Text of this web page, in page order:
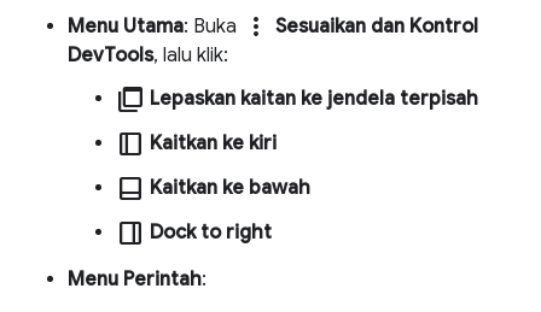
Menu Utama: Buka more_vert
Sesuaikan dan Kontrol
DevTools, lalu klik:
ad_group Lepaskan kaitan ke jendela terpisah
dock_to_right Kaitkan ke kiri
dock_to_bottom Kaitkan ke bawah
dock_to_left Dock to right
Menu Perintah: